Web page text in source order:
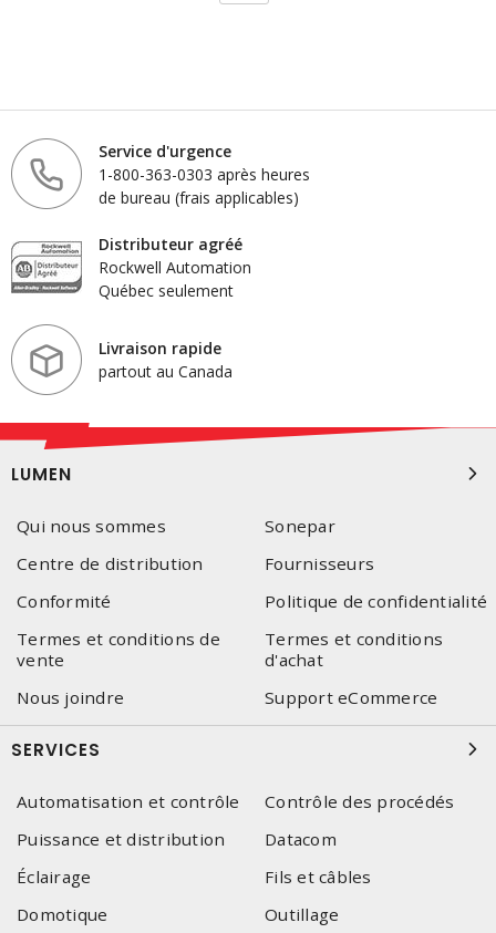
Service d'urgence
1-800-363-0303 après heures
de bureau (frais applicables)
Distributeur agréé
Rockwell Automation
Québec seulement
Livraison rapide
partout au Canada
LUMEN
Qui nous sommes
Sonepar
Centre de distribution
Fournisseurs
Conformité
Politique de confidentialité
Termes et conditions de
vente
Termes et conditions
d'achat
Nous joindre
Support eCommerce
SERVICES
Automatisation et contrôle
Contrôle des procédés
Puissance et distribution
Datacom
Éclairage
Fils et câbles
Domotique
Outillage